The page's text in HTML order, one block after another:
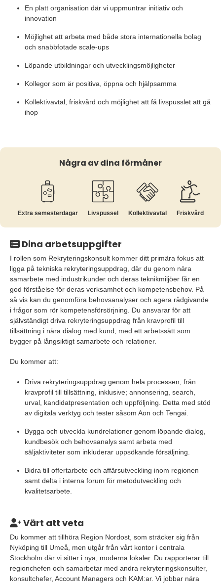
En platt organisation där vi uppmuntrar initiativ och
innovation
Möjlighet att arbeta med både stora internationella bolag
och snabbfotade scale-ups
Löpande utbildningar och utvecklingsmöjligheter
Kollegor som är positiva, öppna och hjälpsamma
Kollektivavtal, friskvård och möjlighet att få livspusslet att gå
ihop
Några av dina förmåner
Extra semesterdagar Livspussel Kollektiv­avtal Friskvård
Dina arbetsuppgifter
I rollen som Rekryteringskonsult kommer ditt primära fokus att
ligga på tekniska rekryteringsuppdrag, där du genom nära
samarbete med industrikunder och deras teknikmiljöer får en
god förståelse för deras verksamhet och kompetensbehov. På
så vis kan du genomföra behovsanalyser och agera rådgivande
i frågor som rör kompetensförsörjning. Du ansvarar för att
självständigt driva rekryteringsuppdrag från kravprofil till
tillsättning i nära dialog med kund, med ett arbetssätt som
bygger på långsiktigt samarbete och relationer.
Du kommer att:
Driva rekryteringsuppdrag genom hela processen, från
kravprofil till tillsättning, inklusive; annonsering, search,
urval, kandidatpresentation och uppföljning. Detta med stöd
av digitala verktyg och tester såsom Aon och Tengai.
Bygga och utveckla kundrelationer genom löpande dialog,
kundbesök och behovsanalys samt arbeta med
säljaktiviteter som inkluderar uppsökande försäljning.
Bidra till offertarbete och affärsutveckling inom regionen
samt delta i interna forum för metodutveckling och
kvalitetsarbete.
Värt att veta
Du kommer att tillhöra Region Nordost, som sträcker sig från
Nyköping till Umeå, men utgår från vårt kontor i centrala
Stockholm där vi sitter i nya, moderna lokaler. Du rapporterar till
regionchefen och samarbetar med andra rekryteringskonsulter,
konsultchefer, Account Managers och KAM:ar. Vi jobbar nära